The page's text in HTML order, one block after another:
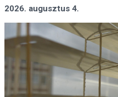
2026. augusztus 4.